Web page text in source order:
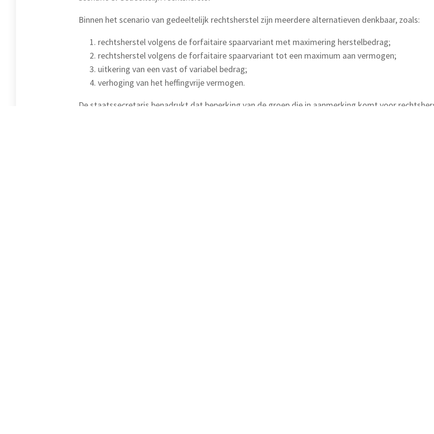
Binnen het scenario van gedeeltelijk rechtsherstel zijn meerdere alternatieven denkbaar, zoals:
rechtsherstel volgens de forfaitaire spaarvariant met maximering herstelbedrag;
rechtsherstel volgens de forfaitaire spaarvariant tot een maximum aan vermogen;
uitkering van een vast of variabel bedrag;
verhoging van het heffingvrije vermogen.
De staatssecretaris benadrukt dat beperking van de groep die in aanmerking komt voor